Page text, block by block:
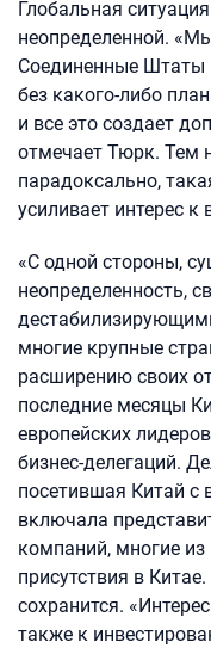
Глобальная
неопределенной.
Соединенные Штаты
без какого-либо
и все это создает
отмечает Тюрк. Тем
парадоксально,
усиливает интерес
«С одной стороны,
неопределенность,
многие крупные
расширению своих
последние месяцы
европейских
бизнес-делегаций.
посетившая Китай с
включала
компаний, многие
присутствия в
сохранится.
также к